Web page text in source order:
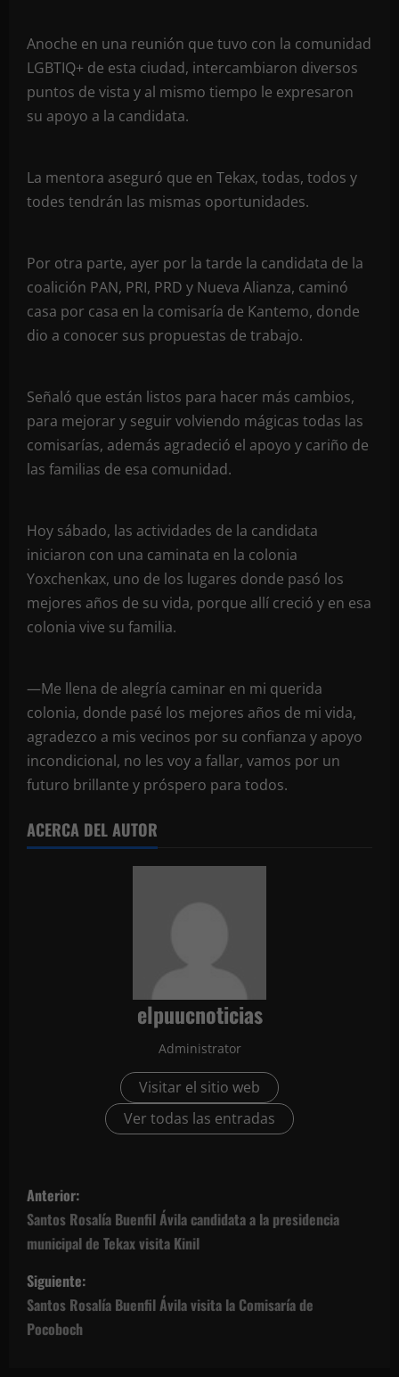
Anoche en una reunión que tuvo con la comunidad
LGBTIQ+ de esta ciudad, intercambiaron diversos
puntos de vista y al mismo tiempo le expresaron
su apoyo a la candidata.
La mentora aseguró que en Tekax, todas, todos y
todes tendrán las mismas oportunidades.
Por otra parte, ayer por la tarde la candidata de la
coalición PAN, PRI, PRD y Nueva Alianza, caminó
casa por casa en la comisaría de Kantemo, donde
dio a conocer sus propuestas de trabajo.
Señaló que están listos para hacer más cambios,
para mejorar y seguir volviendo mágicas todas las
comisarías, además agradeció el apoyo y cariño de
las familias de esa comunidad.
Hoy sábado, las actividades de la candidata
iniciaron con una caminata en la colonia
Yoxchenkax, uno de los lugares donde pasó los
mejores años de su vida, porque allí creció y en esa
colonia vive su familia.
—Me llena de alegría caminar en mi querida
colonia, donde pasé los mejores años de mi vida,
agradezco a mis vecinos por su confianza y apoyo
incondicional, no les voy a fallar, vamos por un
futuro brillante y próspero para todos.
ACERCA DEL AUTOR
elpuucnoticias
Administrator
Visitar el sitio web
Ver todas las entradas
N
a
v
e
g
Anterior:
Santos Rosalía Buenfil Ávila candidata a la presidencia
municipal de Tekax visita Kinil
Siguiente:
Santos Rosalía Buenfil Ávila visita la Comisaría de
Pocoboch